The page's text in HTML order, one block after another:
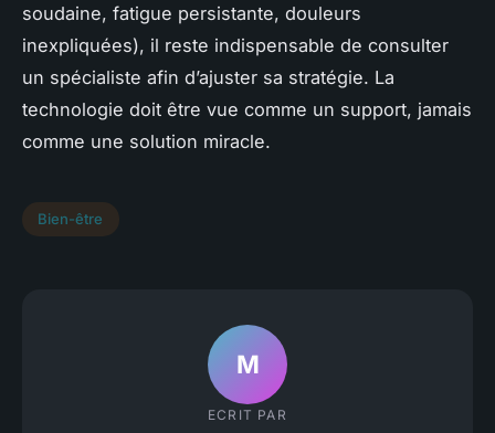
soudaine, fatigue persistante, douleurs
inexpliquées), il reste indispensable de consulter
un spécialiste afin d’ajuster sa stratégie. La
technologie doit être vue comme un support, jamais
comme une solution miracle.
Bien-être
M
ECRIT PAR